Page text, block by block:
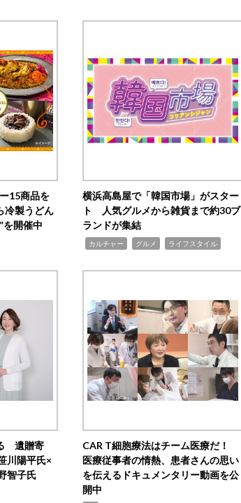
15商品を
製うどん
を開催中
横浜高島屋で「韓国市場」がスター
ト 人気グルメから雑貨まで約30ブ
ランドが集結
カルチャー グルメ ライフスタイル
遺贈寄
川陽平氏×
智子氏
CAR T細胞療法はチーム医療だ！
医療従事者の情熱、患者さんの思い
を伝えるドキュメンタリー動画を公
開中